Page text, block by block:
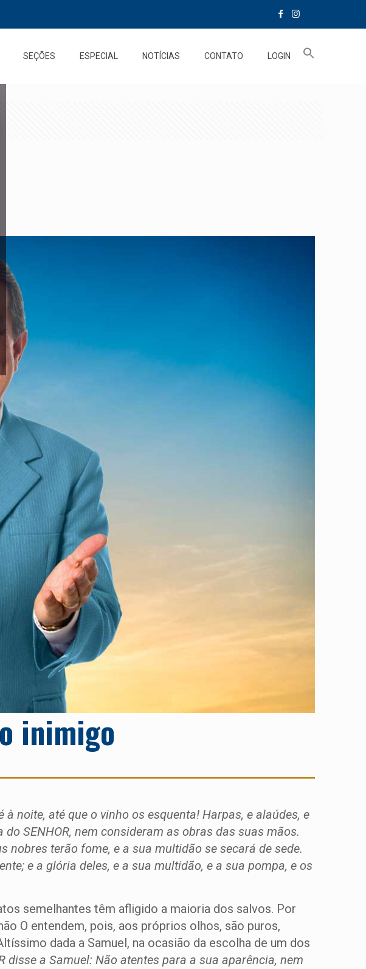
SEÇÕES ESPECIAL NOTÍCIAS CONTATO LOGIN
inimigo
noite, até que o vinho os esquenta! Harpas, e alaúdes, e
SENHOR, nem consideram as obras das suas mãos.
nobres terão fome, e a sua multidão se secará de sede.
e a glória deles, e a sua multidão, e a sua pompa, e os
semelhantes têm afligido a maioria dos salvos. Por
O entendem, pois, aos próprios olhos, são puros,
dada a Samuel, na ocasião da escolha de um dos
disse a Samuel: Não atentes para a sua aparência, nem